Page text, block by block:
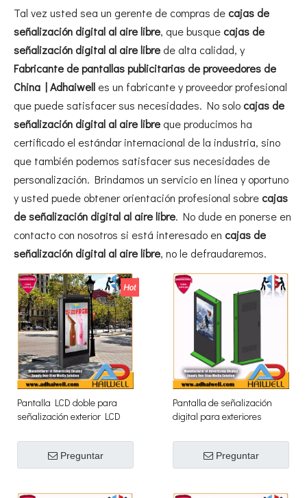
Tal vez usted sea un gerente de compras decajas de
señalización digital al aire libre, que busquecajas de
señalización digital al aire libre de alta calidad, y
Fabricante de pantallas publicitarias de proveedores de
China | Adhaiwell es un fabricante y proveedor profesional
que puede satisfacer sus necesidades. No solocajas de
señalización digital al aire libre que producimos ha
certificado el estándar internacional de la industria, sino
que también podemos satisfacer sus necesidades de
personalización. Brindamos un servicio en línea y oportuno
y usted puede obtener orientación profesional sobrecajas
de señalización digital al aire libre. No dude en ponerse en
contacto con nosotros si está interesado en cajas de
señalización digital al aire libre, no le defraudaremos.
Pantalla LCD doble para
señalización exterior LCD
pulgadas
Preguntar
Pantalla de señalización
digital para exteriores
pulgadas
Preguntar